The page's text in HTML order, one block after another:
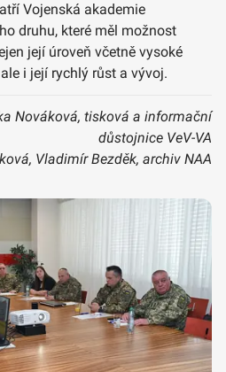
Vojenská akademie
druhu, které měl možnost
její úroveň včetně vysoké
i její rychlý růst a vývoj.
Nováková, tisková a informační
důstojnice VeV-VA
Vladimír Bezděk, archiv NAA